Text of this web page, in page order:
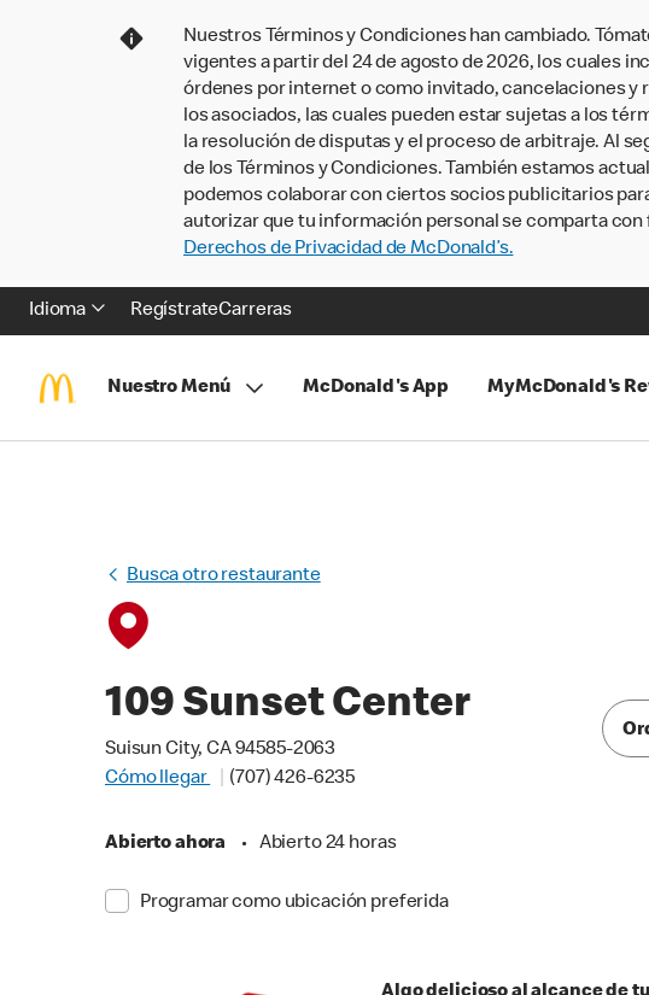
Nuestros Términos y Condiciones han cambiado.
vigentes a partir del 24 de agosto de 2026, los cuales
órdenes por internet o como invitado, cancelaciones y
los asociados, las cuales pueden estar sujetas a los
la resolución de disputas y el proceso de arbitraje. Al
de los Términos y Condiciones. También estamos
podemos colaborar con ciertos socios publicitarios
autorizar que tu información personal se comparta
Derechos de Privacidad de McDonald’s.
Idioma RegístrateCarreras
Nuestro Menú McDonald's App MyMcDonald's
Busca otro restaurante
109 Sunset Center
Suisun City, CA 94585-2063
Cómo llegar
(707) 426-6235
Abierto ahora • Abierto 24 horas
Programar como ubicación preferida